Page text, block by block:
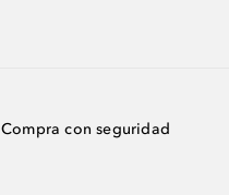
Compra con seguridad